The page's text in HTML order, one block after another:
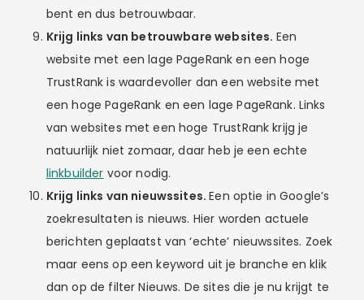
bent en dus betrouwbaar.
Krijg links van betrouwbare websites. Een
website met een lage PageRank en een hoge
TrustRank is waardevoller dan een website met
een hoge PageRank en een lage PageRank. Links
van websites met een hoge TrustRank krijg je
natuurlijk niet zomaar, daar heb je een echte
linkbuilder voor nodig.
Krijg links van nieuwssites.Een optie in Google’s
zoekresultaten is nieuws. Hier worden actuele
berichten geplaatst van ‘echte’ nieuwssites. Zoek
maar eens op een keyword uit je branche en klik
dan op de filter Nieuws. De sites die je nu krijgt te